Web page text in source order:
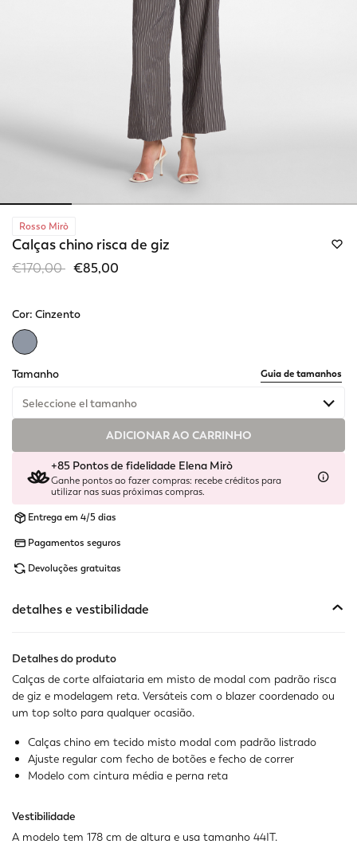
Rosso Mirò
Calças chino risca de giz
Price reduced from
€170,00to€85,00
Cor: Cinzento
Tamanho
Guia de tamanhos
Seleccione el tamanho
Último disponível
Disponível
Disponível
ADICIONAR AO CARRINHO
+85 Pontos de fidelidade Elena Mirò
Ganhe pontos ao fazer compras: recebe créditos para
utilizar nas suas próximas compras.
Entrega em 4/5 dias
Pagamentos seguros
Devoluções gratuitas
detalhes e vestibilidade
Detalhes do produto
Calças de corte alfaiataria em misto de modal com padrão risca
de giz e modelagem reta. Versáteis com o blazer coordenado ou
um top solto para qualquer ocasião.
Calças chino em tecido misto modal com padrão listrado
Ajuste regular com fecho de botões e fecho de correr
Modelo com cintura média e perna reta
Vestibilidade
A modelo tem 178 cm de altura e usa tamanho 44IT.